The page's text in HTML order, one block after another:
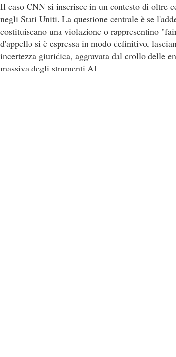
Il caso CNN si inserisce in un contesto di oltre
negli Stati Uniti. La questione centrale è se
costituiscano una violazione o rappresentino
d'appello si è espressa in modo definitivo,
incertezza giuridica, aggravata dal crollo delle
massiva degli strumenti AI.